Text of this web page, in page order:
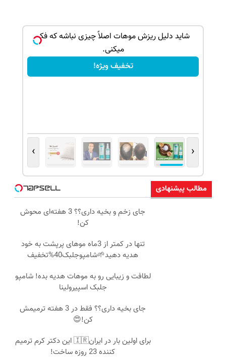
شاید دلیل ریزش موهات اصلاً چیزی نباشه که فکر
میکنی.
تخفیف ویژه!
‹
›
مطالب پیشنهادی
جای زخم و بخیه داری؟؟ 3 هفته‌ای محوش
کن!
تنها در کمتر از 3ماه موهای پرپشت به خود
هدیه دهید🌱شامپوجلبک40%تخفیف
لطافت و زیبایی رو به موهات هدیه بده! شامپو
جلبک اسپیرولینا
جای بخیه داری؟؟ فقط در 3 هفته ترمیمش
کن!😍
برای اولین بار در ایران🇮🇷 این دکتر کرم ترمیم
کننده 23 روزه ساخت!